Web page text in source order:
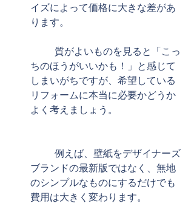
イズによって価格に大きな差があ
ります。
ちのほうがいいかも！」と感じて
しまいがちですが、希望している
リフォームに本当に必要かどうか
よく考えましょう。
ブランドの最新版ではなく、無地
のシンプルなものにするだけでも
費用は大きく変わります。